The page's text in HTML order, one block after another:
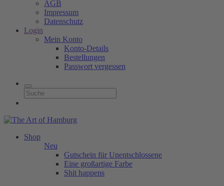
AGB
Impressum
Datenschutz
Login
Mein Konto
Konto-Details
Bestellungen
Passwort vergessen
Shop
Neu
Gutschein für Unentschlossene
Eine großartige Farbe
Shit happens